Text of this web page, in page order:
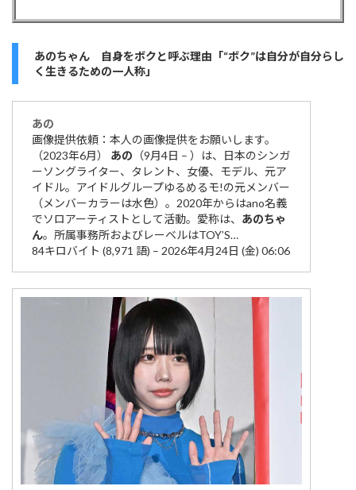
あのちゃん 自身をボクと呼ぶ理由「“ボク”は自分が自分らし
く生きるための一人称」
あの
画像提供依頼：本人の画像提供をお願いします。
（2023年6月） あの （9月4日 – ）は、日本のシンガ
ーソングライター、タレント、女優、モデル、元ア
イドル。アイドルグループゆるめるモ!の元メンバー
（メンバーカラーは水色）。2020年からはano名義
でソロアーティストとして活動。愛称は、 あのちゃ
ん。所属事務所およびレーベルはTOY’S…
84キロバイト (8,971 語) – 2026年4月24日 (金) 06:06